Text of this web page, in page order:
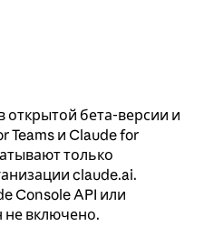
открытой бета-версии и
Teams и Claude for
только
claude.ai.
Console API или
не включено.